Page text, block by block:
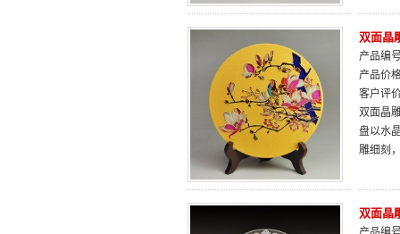
双面晶
产品编
产品价
客户评
双面晶
盘以水
雕细刻
双面晶